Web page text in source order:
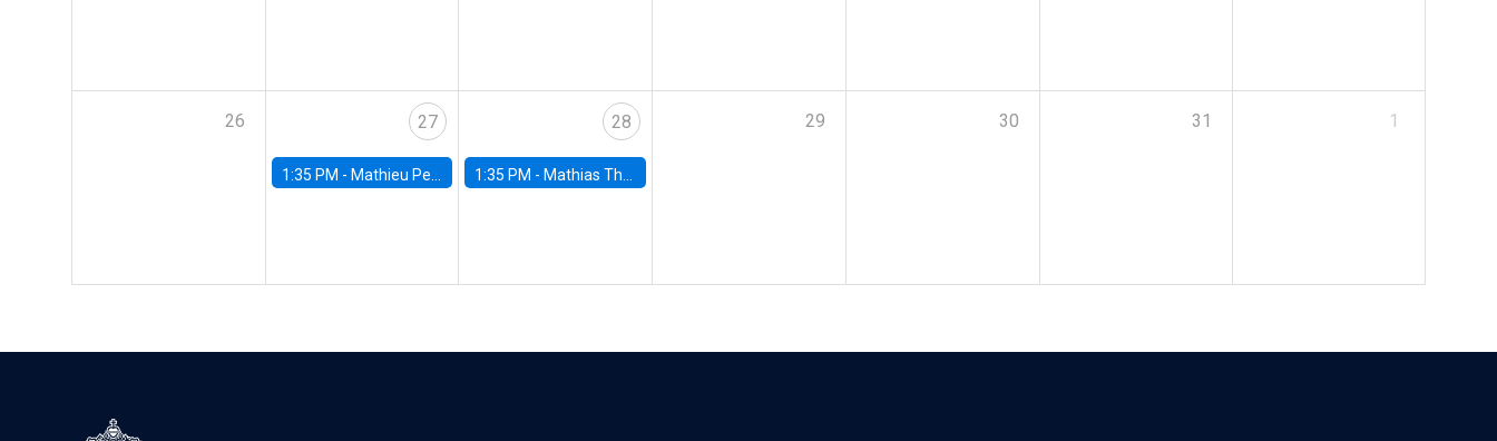
26 27
1:35 PM - Mathieu Pedemonte, IDB
28
1:35 PM - Mathias Thoenig, University of Lausanne
29 30 31 1